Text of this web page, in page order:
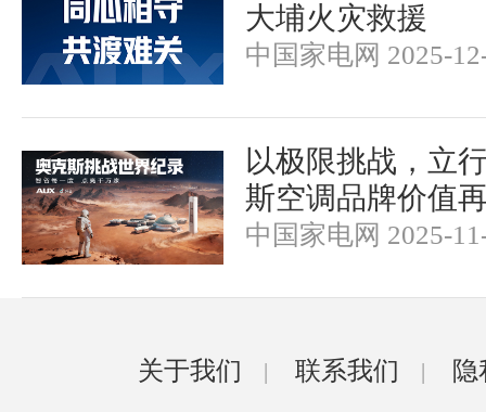
大埔火灾救援
中国家电网 2025-
以极限挑战，立
斯空调品牌价值
中国家电网 2025-
关于我们 | 联系我们 |